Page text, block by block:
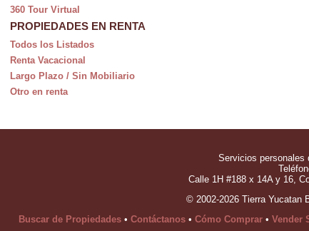
360 Tour Virtual
PROPIEDADES EN RENTA
Todos los Listados
Renta Vacacional
Largo Plazo / Sin Mobiliario
Otro en renta
Servicios personales
Calle 1H #188 x 14A y 16,
© 2002-2026 Tierra Yucatan
Buscar de Propiedades • Contáctanos • Cómo Comprar • Vender